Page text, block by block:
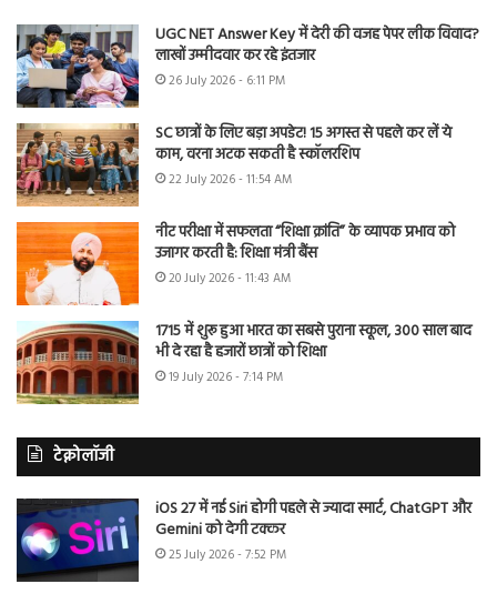
UGC NET Answer Key में देरी की वजह पेपर लीक विवाद?
लाखों उम्मीदवार कर रहे इंतजार
26 July 2026 - 6:11 PM
SC छात्रों के लिए बड़ा अपडेट! 15 अगस्त से पहले कर लें ये
काम, वरना अटक सकती है स्कॉलरशिप
22 July 2026 - 11:54 AM
नीट परीक्षा में सफलता “शिक्षा क्रांति” के व्यापक प्रभाव को
उजागर करती है: शिक्षा मंत्री बैंस
20 July 2026 - 11:43 AM
1715 में शुरू हुआ भारत का सबसे पुराना स्कूल, 300 साल बाद
भी दे रहा है हजारों छात्रों को शिक्षा
19 July 2026 - 7:14 PM
टेक्नोलॉजी
iOS 27 में नई Siri होगी पहले से ज्यादा स्मार्ट, ChatGPT और
Gemini को देगी टक्कर
25 July 2026 - 7:52 PM